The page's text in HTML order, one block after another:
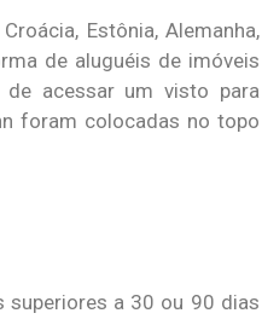
Estônia, Alemanha,
de aluguéis de imóveis
acessar um visto para
foram colocadas no topo
superiores a 30 ou 90 dias